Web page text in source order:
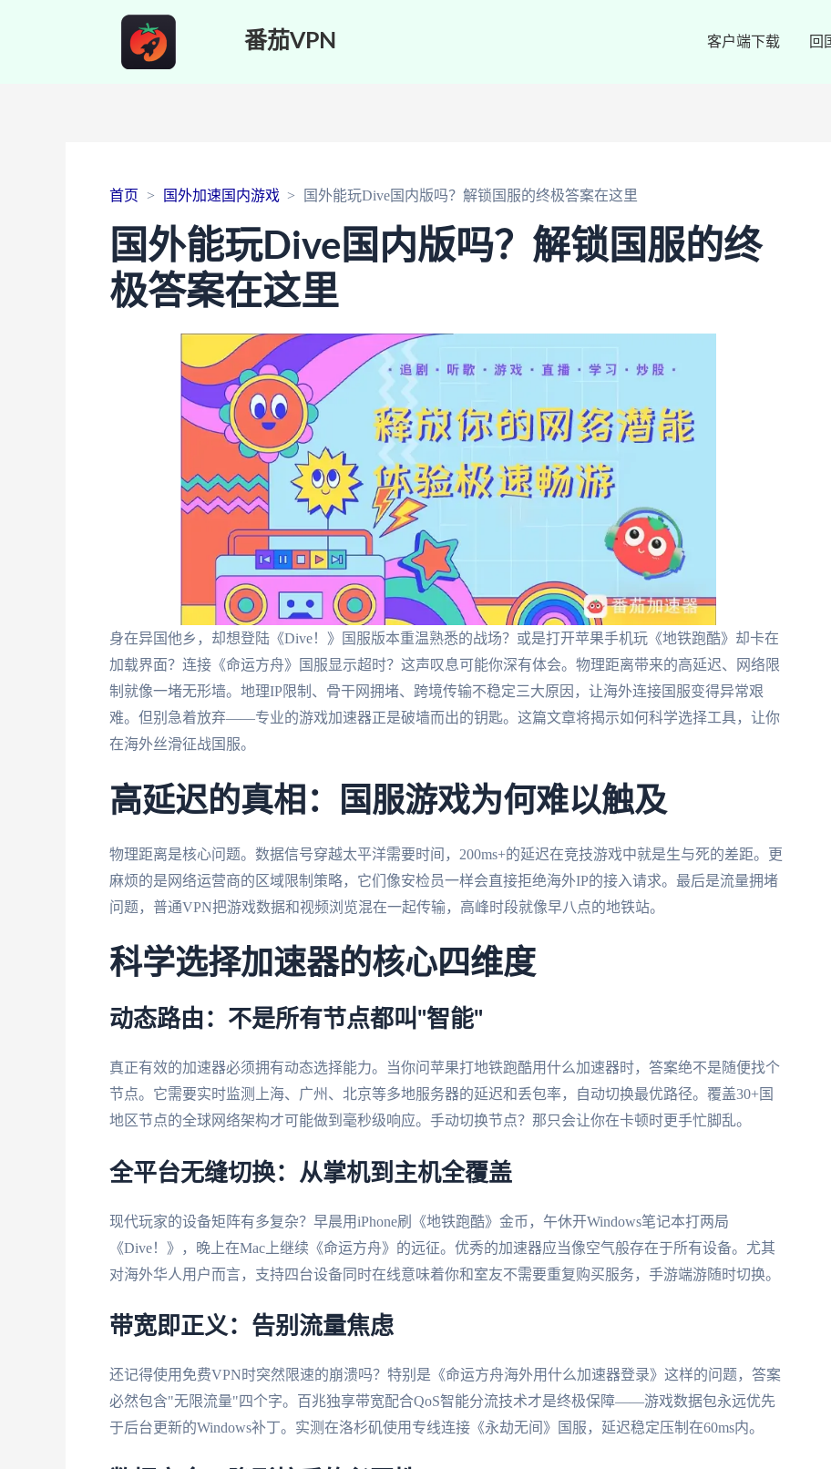
番茄VPN 客户端下载 回
首页 国外加速国内游戏 国外能玩Dive国内版吗？解锁国服的终极答案在这里
国外能玩Dive国内版吗？解锁国服的终
极答案在这里
身在异国他乡，却想登陆《Dive！》国服版本重温熟悉的战场？或是打开苹果手机玩《地铁跑酷》却卡在
加载界面？连接《命运方舟》国服显示超时？这声叹息可能你深有体会。物理距离带来的高延迟、网络限
制就像一堵无形墙。地理IP限制、骨干网拥堵、跨境传输不稳定三大原因，让海外连接国服变得异常艰
难。但别急着放弃——专业的游戏加速器正是破墙而出的钥匙。这篇文章将揭示如何科学选择工具，让你
在海外丝滑征战国服。
高延迟的真相：国服游戏为何难以触及
物理距离是核心问题。数据信号穿越太平洋需要时间，200ms+的延迟在竞技游戏中就是生与死的差距。更
麻烦的是网络运营商的区域限制策略，它们像安检员一样会直接拒绝海外IP的接入请求。最后是流量拥堵
问题，普通VPN把游戏数据和视频浏览混在一起传输，高峰时段就像早八点的地铁站。
科学选择加速器的核心四维度
动态路由：不是所有节点都叫"智能"
真正有效的加速器必须拥有动态选择能力。当你问苹果打地铁跑酷用什么加速器时，答案绝不是随便找个
节点。它需要实时监测上海、广州、北京等多地服务器的延迟和丢包率，自动切换最优路径。覆盖30+国
地区节点的全球网络架构才可能做到毫秒级响应。手动切换节点？那只会让你在卡顿时更手忙脚乱。
全平台无缝切换：从掌机到主机全覆盖
现代玩家的设备矩阵有多复杂？早晨用iPhone刷《地铁跑酷》金币，午休开Windows笔记本打两局
《Dive！》，晚上在Mac上继续《命运方舟》的远征。优秀的加速器应当像空气般存在于所有设备。尤其
对海外华人用户而言，支持四台设备同时在线意味着你和室友不需要重复购买服务，手游端游随时切换。
带宽即正义：告别流量焦虑
还记得使用免费VPN时突然限速的崩溃吗？特别是《命运方舟海外用什么加速器登录》这样的问题，答案
必然包含"无限流量"四个字。百兆独享带宽配合QoS智能分流技术才是终极保障——游戏数据包永远优先
于后台更新的Windows补丁。实测在洛杉矶使用专线连接《永劫无间》国服，延迟稳定压制在60ms内。